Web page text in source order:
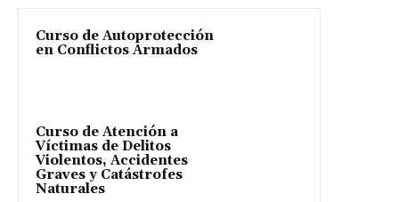
Curso de Autoprotección
en Conflictos Armados
Curso de Atención a
Víctimas de Delitos
Violentos, Accidentes
Graves y Catástrofes
Naturales